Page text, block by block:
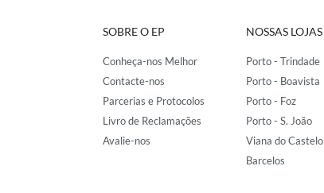
SOBRE O EP
Conheça-nos Melhor
Contacte-nos
Parcerias e Protocolos
Livro de Reclamações
Avalie-nos
NOSSAS LOJAS
Porto - Trindade
Porto - Boavista
Porto - Foz
Porto - S. João
Viana do Castelo
Barcelos